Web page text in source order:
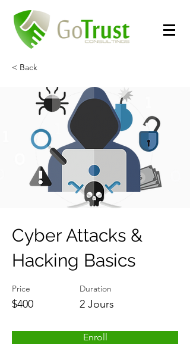
< Back
Cyber Attacks &
Hacking Basics
Price
$400
Duration
2 Jours
Enroll